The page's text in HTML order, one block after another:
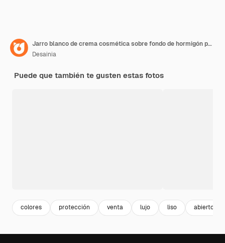
Jarro blanco de crema cosmética sobre fondo de hormigón para la representación de la maqueta de presentación del producto
Desainia
Puede que también te gusten estas fotos
colores protección venta lujo liso abierto